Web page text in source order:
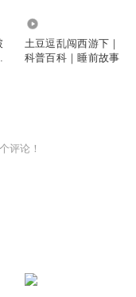
土豆逗乱闯西游下｜
科普百科｜睡前故事
评论！